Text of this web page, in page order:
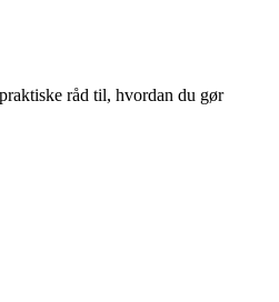
råd til, hvordan du gør